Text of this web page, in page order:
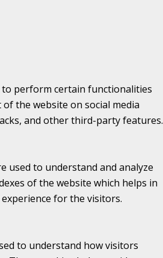
to perform certain functionalities
the website on social media
and other third-party features.
used to understand and analyze
of the website which helps in
for the visitors.
to understand how visitors